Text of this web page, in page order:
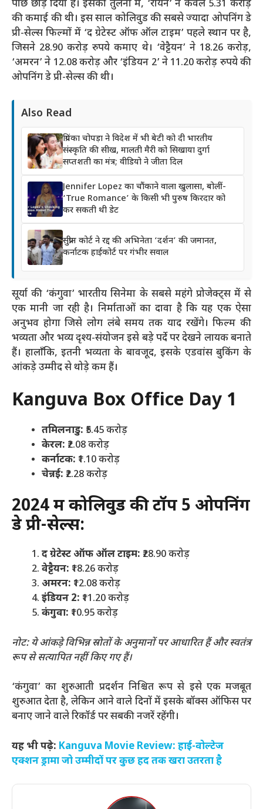
पीछे छोड़ दिया है। इसकी तुलना में, ‘रायन’ ने केवल 5.31 करोड़
की कमाई की थी। इस साल कोलिवुड की सबसे ज्यादा ओपनिंग डे
प्री-सेल्स फिल्मों में ‘द ग्रेटेस्ट ऑफ ऑल टाइम’ पहले स्थान पर है,
जिसने 28.90 करोड़ रुपये कमाए थे। ‘वेट्टैयन’ ने 18.26 करोड़,
‘अमरन’ ने 12.08 करोड़ और ‘इंडियन 2’ ने 11.20 करोड़ रुपये की
ओपनिंग डे प्री-सेल्स की थी।
Also Read
प्रियंका चोपड़ा ने विदेश में भी बेटी को दी भारतीय
संस्कृति की सीख, मालती मैरी को सिखाया दुर्गा
सप्तशती का मंत्र; वीडियो ने जीता दिल
Jennifer Lopez का चौंकाने वाला खुलासा, बोलीं-
‘True Romance’ के किसी भी पुरुष किरदार को
कर सकती थी डेट
सुप्रीम कोर्ट ने रद्द की अभिनेता ‘दर्शन’ की जमानत,
कर्नाटक हाईकोर्ट पर गंभीर सवाल
सूर्या की ‘कंगुवा’ भारतीय सिनेमा के सबसे महंगे प्रोजेक्ट्स में से
एक मानी जा रही है। निर्माताओं का दावा है कि यह एक ऐसा
अनुभव होगा जिसे लोग लंबे समय तक याद रखेंगे। फिल्म की
भव्यता और भव्य दृश्य-संयोजन इसे बड़े पर्दे पर देखने लायक बनाते
हैं। हालाँकि, इतनी भव्यता के बावजूद, इसके एडवांस बुकिंग के
आंकड़े उम्मीद से थोड़े कम हैं।
Kanguva Box Office Day 1
तमिलनाडु: ₹5.45 करोड़
केरल: ₹2.08 करोड़
कर्नाटक: ₹1.10 करोड़
चेन्नई: ₹2.28 करोड़
2024 में कोलिवुड की टॉप 5 ओपनिंग
डे प्री-सेल्स:
द ग्रेटेस्ट ऑफ ऑल टाइम: ₹28.90 करोड़
वेट्टैयन: ₹18.26 करोड़
अमरन: ₹12.08 करोड़
इंडियन 2: ₹11.20 करोड़
कंगुवा: ₹10.95 करोड़
नोट: ये आंकड़े विभिन्न स्रोतों के अनुमानों पर आधारित हैं और स्वतंत्र
रूप से सत्यापित नहीं किए गए हैं।
‘कंगुवा’ का शुरुआती प्रदर्शन निश्चित रूप से इसे एक मजबूत
शुरुआत देता है, लेकिन आने वाले दिनों में इसके बॉक्स ऑफिस पर
बनाए जाने वाले रिकॉर्ड पर सबकी नजरें रहेंगी।
यह भी पढ़े: Kanguva Movie Review: हाई-वोल्टेज
एक्शन ड्रामा जो उम्मीदों पर कुछ हद तक खरा उतरता है